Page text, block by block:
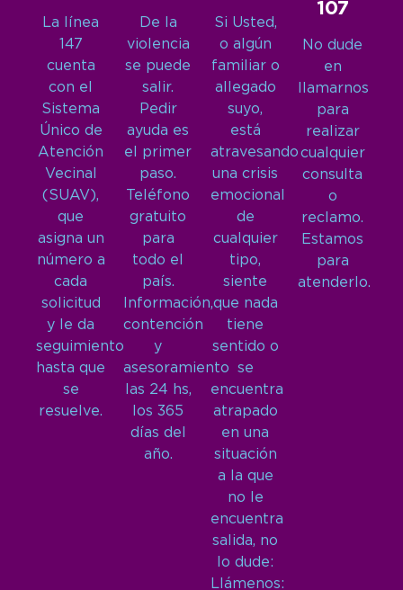
La línea
147
cuenta
con el
Sistema
Único de
Atención
Vecinal
(SUAV),
que
asigna un
número a
cada
solicitud
y le da
seguimiento
hasta que
se
resuelve.
De la
violencia
se puede
salir.
Pedir
ayuda es
el primer
paso.
Teléfono
gratuito
para
todo el
país.
Información,
contención
y
asesoramiento
las 24 hs,
los 365
días del
año.
Si Usted,
o algún
familiar o
allegado
suyo,
está
atravesando
una crisis
emocional
de
cualquier
tipo,
siente
que nada
tiene
sentido o
se
encuentra
atrapado
en una
situación
a la que
no le
encuentra
salida, no
lo dude:
Llámenos:
107
No dude
en
llamarnos
para
realizar
cualquier
consulta
o
reclamo.
Estamos
para
atenderlo.